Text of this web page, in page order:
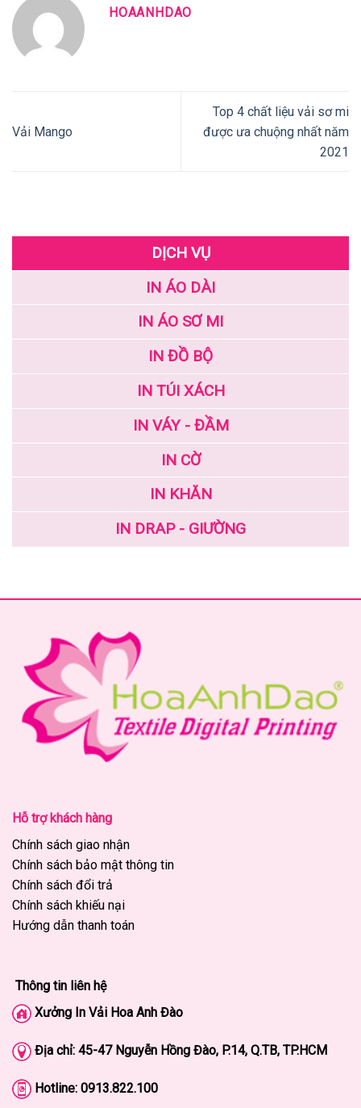
HOAANHDAO
Vải Mango
Top 4 chất liệu vải sơ mi
được ưa chuộng nhất năm
2021
DỊCH VỤ
IN ÁO DÀI
IN ÁO SƠ MI
IN ĐỒ BỘ
IN TÚI XÁCH
IN VÁY - ĐẦM
IN CỜ
IN KHĂN
IN DRAP - GIƯỜNG
Hỗ trợ khách hàng
Chính sách giao nhận
Chính sách bảo mật thông tin
Chính sách đổi trả
Chính sách khiếu nại
Hướng dẫn thanh toán
Thông tin liên hệ
Xưởng In Vải Hoa Anh Đào
Địa chỉ: 45-47Nguyễn Hồng Đào, P.14, Q.TB, TP.HCM
Hotline: 0913.822.100